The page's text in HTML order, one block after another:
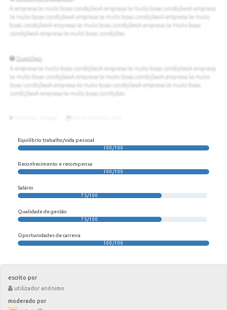
Equilíbrio trabalho/vida pessoal
100/100
Reconhecimento e recompensa
100/100
Salário
75/100
Qualidade de gestão
75/100
Oportunidades de carreira
100/100
escrito por
utilizador anónimo
moderado por